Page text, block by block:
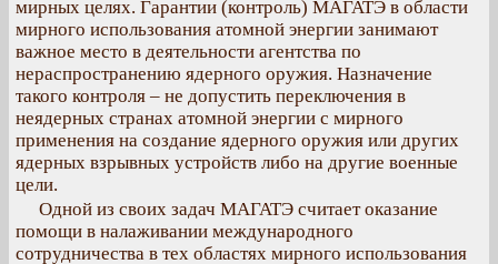
мирных целях. Гарантии (контроль) МАГАТЭ в области
мирного использования атомной энергии занимают
важное место в деятельности агентства по
нераспространению ядерного оружия. Назначение
такого контроля – не допустить переключения в
неядерных странах атомной энергии с мирного
применения на создание ядерного оружия или других
ядерных взрывных устройств либо на другие военные
цели.
Одной из своих задач МАГАТЭ считает оказание
помощи в налаживании международного
сотрудничества в тех областях мирного использования